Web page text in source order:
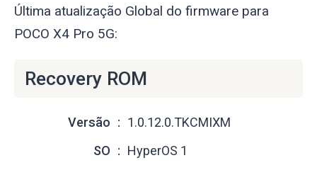
Última atualização Global do firmware para
POCO X4 Pro 5G:
Recovery ROM
Versão
1.0.12.0.TKCMIXM
SO
HyperOS 1